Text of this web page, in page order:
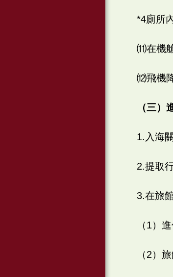
*4廁所
⑾在機
⑿飛機
（三）
1.入海
2.提取
3.在旅
（1）
（2）